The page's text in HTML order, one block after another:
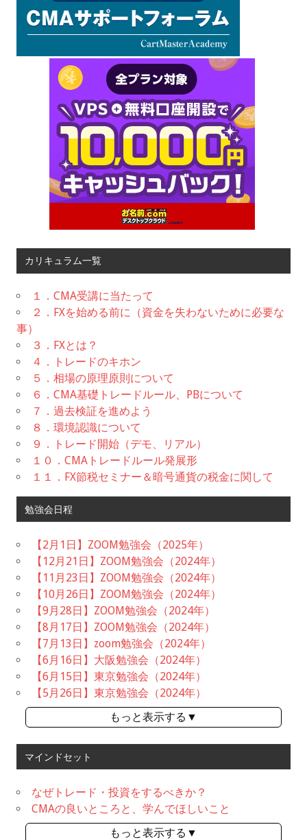
カリキュラム一覧
１．CMA受講に当たって
２．FXを始める前に（資金を失わないために必要な
事）
３．FXとは？
４．トレードのキホン
５．相場の原理原則について
６．CMA基礎トレードルール、PBについて
７．過去検証を進めよう
８．環境認識について
９．トレード開始（デモ、リアル）
１０．CMAトレードルール発展形
１１．FX節税セミナー＆暗号通貨の税金に関して
勉強会日程
【2月1日】ZOOM勉強会（2025年）
【12月21日】ZOOM勉強会（2024年）
【11月23日】ZOOM勉強会（2024年）
【10月26日】ZOOM勉強会（2024年）
【9月28日】ZOOM勉強会（2024年）
【8月17日】ZOOM勉強会（2024年）
【7月13日】zoom勉強会（2024年）
【6月16日】大阪勉強会（2024年）
【6月15日】東京勉強会（2024年）
【5月26日】東京勉強会（2024年）
もっと表示する▼
マインドセット
なぜトレード・投資をするべきか？
CMAの良いところと、学んでほしいこと
もっと表示する▼